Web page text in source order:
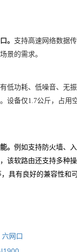
。 支持高速网络数据
景的需求。
低功耗、低噪音、无
设备仅1.7公斤，占用
。 例如支持防火墙、
该软路由还支持多种
，具有良好的兼容性和
网口